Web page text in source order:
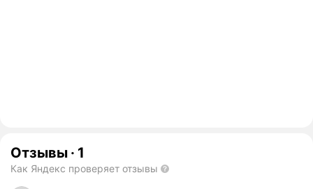
Отзывы · 1
Как Яндекс проверяет отзывы